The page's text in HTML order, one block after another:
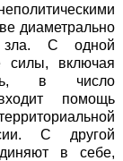
диаметрально
зла. С одной
силы, включая
в число
помощь
С другой
в себе,